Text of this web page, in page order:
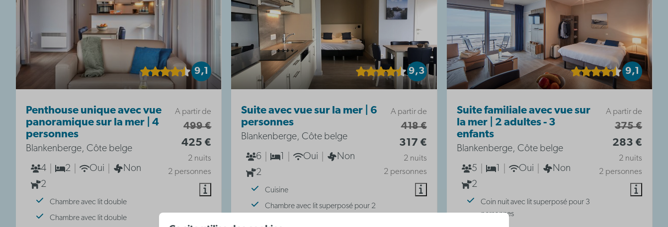
9,1
A partir de
499 €
425 €
2 nuits
2 personnes
Penthouse unique avec vue
panoramique sur la mer | 4
personnes
Blankenberge, Côte belge
4
2 Oui
Non
2
Chambre avec lit double
Chambre avec lit double
9,3
A partir de
418 €
317 €
2 nuits
2 personnes
Suite avec vue sur la mer | 6
personnes
Blankenberge, Côte belge
6
Oui
Non
2
Cuisine
Chambre avec lit superposé pour 2
9,1
A partir de
375 €
283 €
2 nuits
2 personnes
Suite familiale avec vue sur
la mer | 2 adultes - 3
enfants
Blankenberge, Côte belge
5
1 Oui
Non
2
Coin nuit avec lit superposé pour 3
personnes